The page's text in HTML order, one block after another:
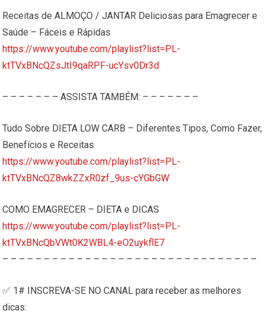
Receitas de ALMOÇO / JANTAR Deliciosas para Emagrecer e
Saúde – Fáceis e Rápidas
https://www.youtube.com/playlist?list=PL-
ktTVxBNcQZsJtI9qaRPF-ucYsv0Dr3d
– – – – – – – ASSISTA TAMBÉM: – – – – – – –
Tudo Sobre DIETA LOW CARB – Diferentes Tipos, Como Fazer,
Benefícios e Receitas
https://www.youtube.com/playlist?list=PL-
ktTVxBNcQZ8wkZZxR0zf_9us-cYGbGW
COMO EMAGRECER – DIETA e DICAS
https://www.youtube.com/playlist?list=PL-
ktTVxBNcQbVWt0K2WBL4-eO2uykflE7
– – – – – – – – – – – – – – – – – – – – – – – – – – – – – – –
✅ 1# INSCREVA-SE NO CANAL para receber as melhores
dicas: